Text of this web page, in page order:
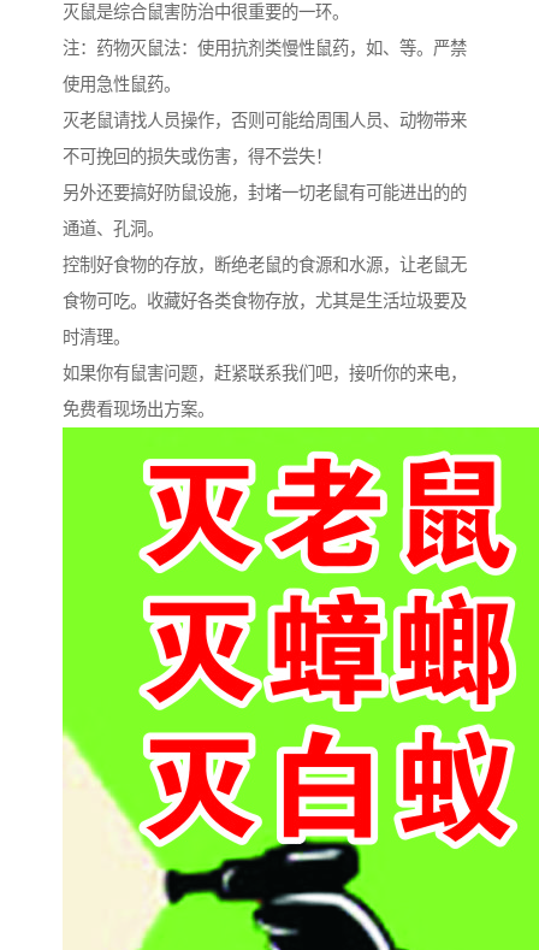
灭鼠是综合鼠害防治中很重要的一环。
注：药物灭鼠法：使用抗剂类慢性鼠药，如、等。严禁
使用急性鼠药。
灭老鼠请找人员操作，否则可能给周围人员、动物带来
不可挽回的损失或伤害，得不尝失！
另外还要搞好防鼠设施，封堵一切老鼠有可能进出的的
通道、孔洞。
控制好食物的存放，断绝老鼠的食源和水源，让老鼠无
食物可吃。收藏好各类食物存放，尤其是生活垃圾要及
时清理。
如果你有鼠害问题，赶紧联系我们吧，接听你的来电，
免费看现场出方案。